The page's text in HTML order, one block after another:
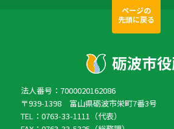
ページの
先頭に戻る
法人番号：7000020162086
〒939-1398 富山県砺波市栄町7番3号
TEL：0763-33-1111（代表）